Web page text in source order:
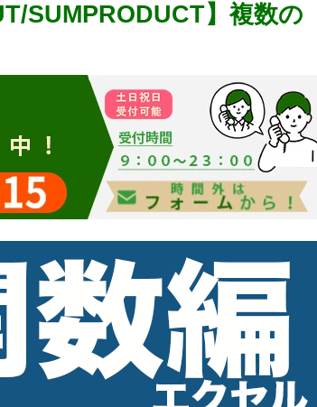
SUMPRODUCT】複数の